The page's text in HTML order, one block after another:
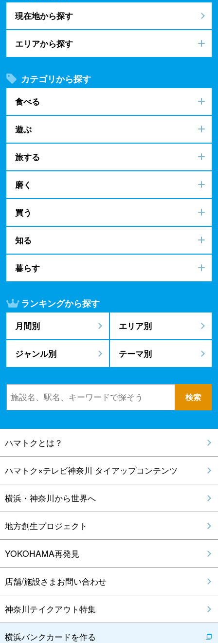
現在地から探す
エリアから探す
カテゴリから探す
食べる
遊ぶ
旅する
磨く
買う
知る
暮らす
ランキングから探す
月間別 エリア別
ジャンル別 テーマ別
ハマトクとは？
ハマトク×テレビ神奈川 タイアップコンテンツ
横浜・神奈川から世界へ
地方創生プロジェクト
YOKOHAMA再発見
店舗/施設さまお問い合わせ
神奈川テイクアウト特集
横浜バンクカードを作る